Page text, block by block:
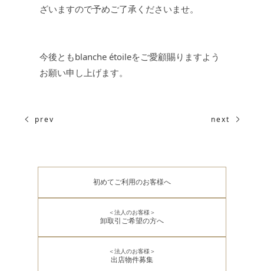
ざいますので予めご了承くださいませ。
今後ともblanche étoileをご愛顧賜りますよう
お願い申し上げます。
prev next
初めてご利用のお客様へ
＜法人のお客様＞
卸取引ご希望の方へ
＜法人のお客様＞
出店物件募集